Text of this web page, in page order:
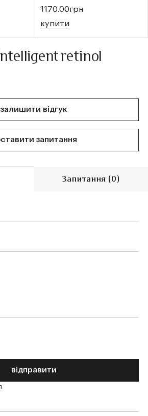
1170.00грн
купити
retinol
залишити відгук
запитання
Запитання (0)
відправити